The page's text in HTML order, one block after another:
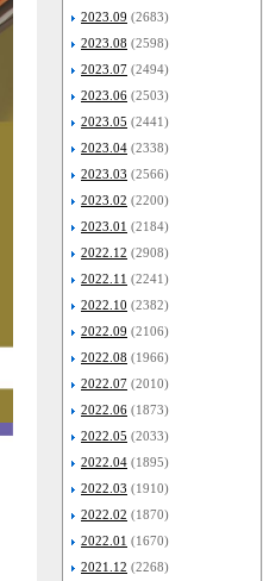
2023.09 (2683)
2023.08 (2598)
2023.07 (2494)
2023.06 (2503)
2023.05 (2441)
2023.04 (2338)
2023.03 (2566)
2023.02 (2200)
2023.01 (2184)
2022.12 (2908)
2022.11 (2241)
2022.10 (2382)
2022.09 (2106)
2022.08 (1966)
2022.07 (2010)
2022.06 (1873)
2022.05 (2033)
2022.04 (1895)
2022.03 (1910)
2022.02 (1870)
2022.01 (1670)
2021.12 (2268)